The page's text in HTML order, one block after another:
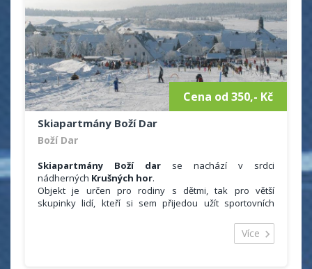
Cena od 350,- Kč
Skiapartmány Boží Dar
Boží Dar
Skiapartmány Boží dar se nachází v srdci
nádherných Krušných hor.
Objekt je určen pro rodiny s dětmi, tak pro větší
skupinky lidí, kteří si sem přijedou užít sportovních
. Hosté se mohou
ubytovat ve 3x čtyřlůžkovém apartmá, 1x pětilůžkovém
Více